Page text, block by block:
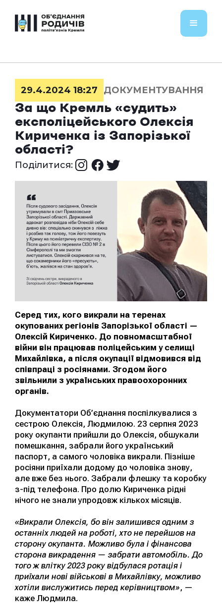
29.4.2024 18:27
ДОКУМЕНТУВАННЯ
За що Кремль «судить»
експоліцейського Олексія
Кириченка із Запорізької
області?
Поділитися:
Серед тих, кого викрали на теренах
окупованих регіонів Запорізької області —
Олексій Кириченко. До повномасштабної
війни він працював поліцейським у селищі
Михайлівка, а після окупації відмовився від
співпраці з росіянами. Згодом його
звільнили з українських правоохоронних
органів.
Документатори Об’єднання поспілкувалися з
сестрою Олексія, Людмилою. 23 серпня 2023
року окупанти прийшли до Олексія, обшукали
помешкання, забрали його український
паспорт, а самого чоловіка викрали. Пізніше
росіяни приїхали додому до чоловіка знову,
але вже без нього. Забрали флешку та коробку
з-під телефона. Про долю Кириченка рідні
нічого не знали упродовж кількох місяців.
«Викрали Олексія, бо він залишився одним з
останніх людей на роботі, хто не перейшов на
сторону окупанта. Можливо була і фінансова
сторона викрадення — забрати автомобіль. До
того ж влітку 2023 року відбулася ротація і
приїхали нові військові в Михайлівку, можливо
хотіли вислужитись перед керівництвом», —
каже Людмила.